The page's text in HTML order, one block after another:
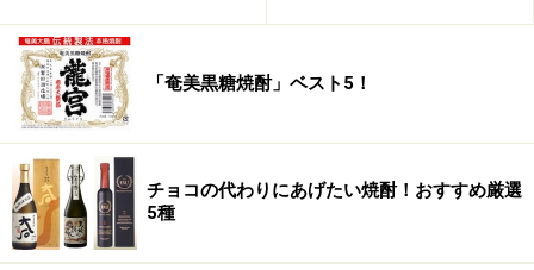
「奄美黒糖焼酎」ベスト5！
チョコの代わりにあげたい焼酎！おすすめ厳選
5種